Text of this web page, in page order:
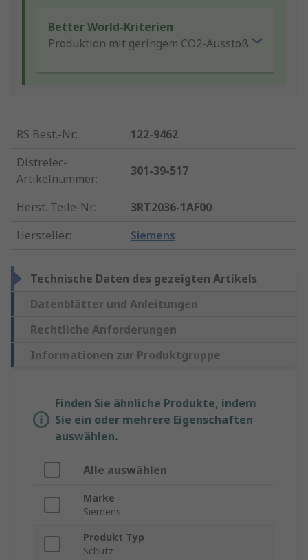
Better World-Kriterien
Produktion mit geringem CO2-Ausstoß
RS Best.-Nr.:
122-9462
Distrelec-
Artikelnummer:
301-39-517
Herst. Teile-Nr.:
3RT2036-1AF00
Hersteller: Siemens
Technische Daten des gezeigten Artikels
Datenblätter und Anleitungen
Rechtliche Anforderungen
Informationen zur Produktgruppe
Finden Sie ähnliche Produkte, indem
Sie ein oder mehrere Eigenschaften
auswählen.
Alle auswählen
Marke
Siemens
Produkt Typ
Schütz